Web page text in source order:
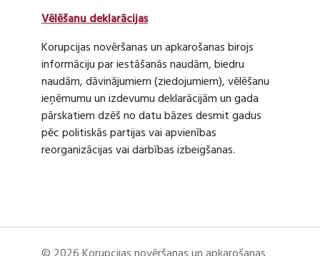
Vēlēšanu deklarācijas
Korupcijas novēršanas un apkarošanas birojs
informāciju par iestāšanās naudām, biedru
naudām, dāvinājumiem (ziedojumiem), vēlēšanu
ieņēmumu un izdevumu deklarācijām un gada
pārskatiem dzēš no datu bāzes desmit gadus
pēc politiskās partijas vai apvienības
reorganizācijas vai darbības izbeigšanas.